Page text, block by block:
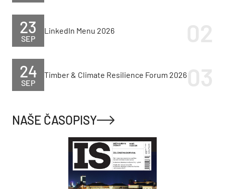
SEP
23 LinkedIn Menu 2026
SEP
24 Timber & Climate Resilience Forum 2026
NAŠE ČASOPISY